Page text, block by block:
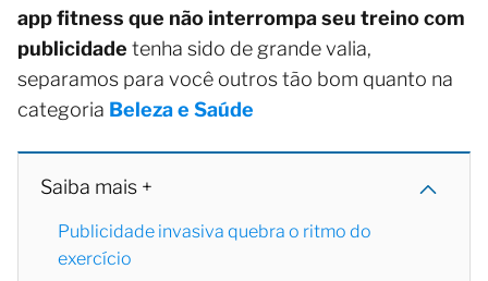
app fitness que não interrompa seu treino com
publicidade tenha sido de grande valia,
separamos para você outros tão bom quanto na
categoria Beleza e Saúde
Saiba mais +
Publicidade invasiva quebra o ritmo do
exercício